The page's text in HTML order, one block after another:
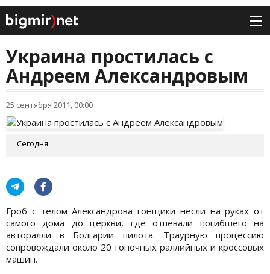
Украина простилась с
Андреем Александровым
25 сентября 2011, 00:00
Сегодня
Гроб с телом Александрова гонщики несли на руках от
самого дома до церкви, где отпевали погибшего на
авторалли в Болгарии пилота. Траурную процессию
сопровождали около 20 гоночных раллийных и кроссовых
машин.